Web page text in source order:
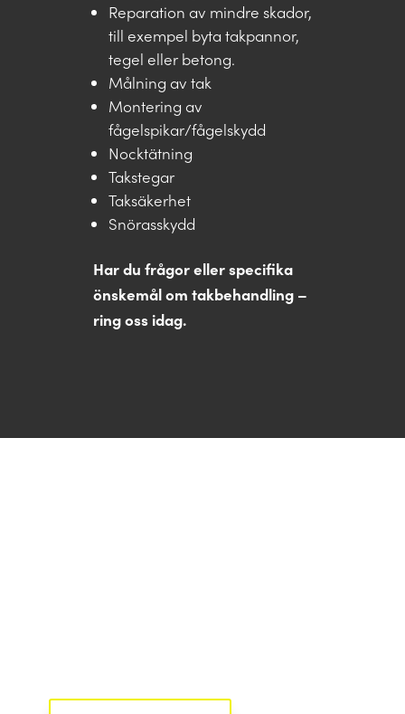
Reparation av mindre skador,
till exempel byta takpannor,
tegel eller betong.
Målning av tak
Montering av
fågelspikar/fågelskydd
Nocktätning
Takstegar
Taksäkerhet
Snörasskydd
Har du frågor eller specifika
önskemål om takbehandling –
ring oss idag.